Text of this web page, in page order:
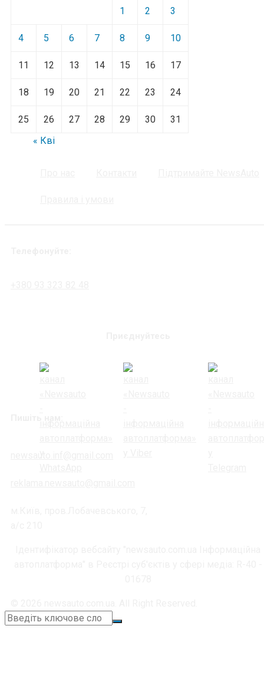
1 2 3
4 5 6 7 8 9 10
11 12 13 14 15 16 17
18 19 20 21 22 23 24
25 26 27 28 29 30
31
« Кві